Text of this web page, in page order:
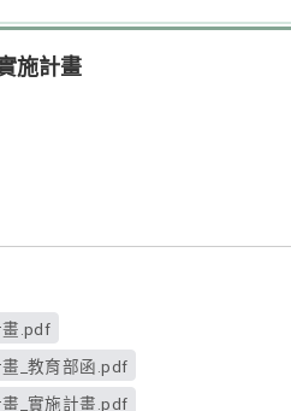
施計畫
畫.pdf
_教育部函.pdf
_實施計畫.pdf